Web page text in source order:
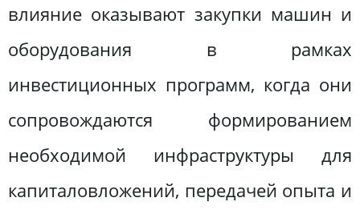
влияние оказывают закупки машин и
оборудования в рамках
инвестиционных программ, когда они
сопровождаются формированием
необходимой инфраструктуры для
капиталовложений, передачей опыта и